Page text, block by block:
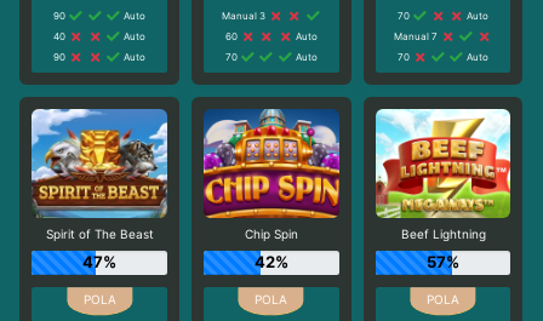
90
Auto
40
Auto
90
Auto
Manual 3
60
Auto
70
Auto
70
Auto
Manual 7
70
Auto
Spirit of The Beast
47%
Chip Spin
42%
Beef Lightning
57%